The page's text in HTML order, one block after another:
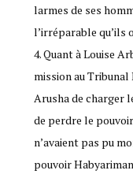
larmes de ses
l’irréparable qu’ils
4. Quant à Louise
mission au
Arusha de charger
de perdre le
n’avaient pas pu
pouvoir